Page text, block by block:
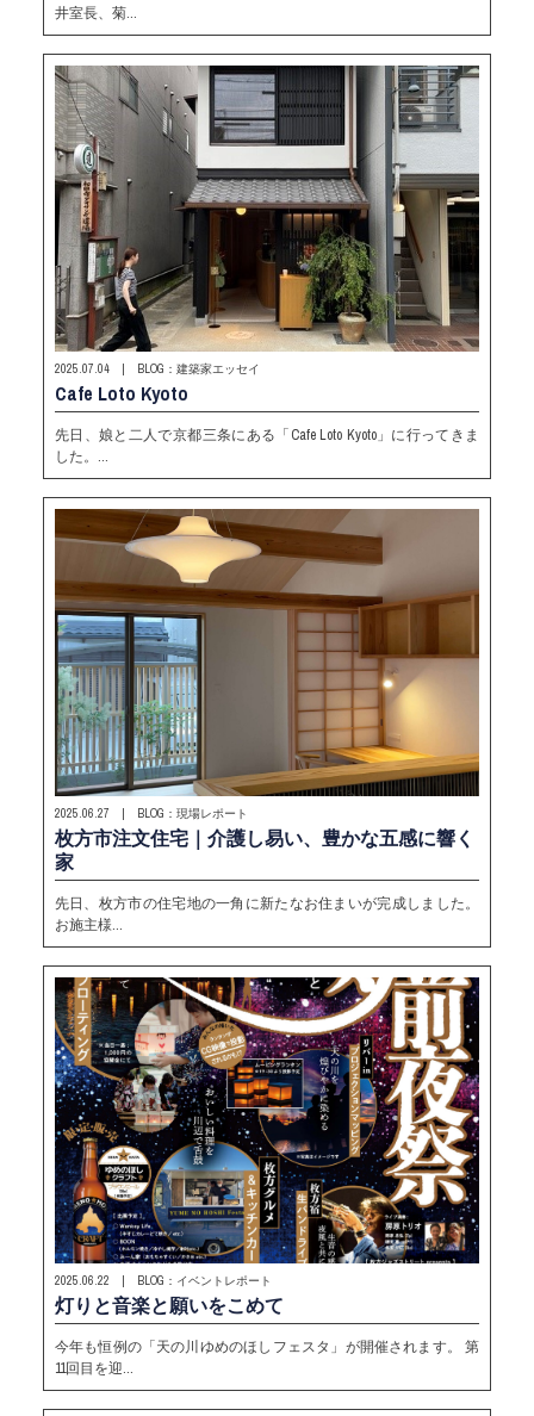
井室長、菊…
2025.07.04 | BLOG：建築家エッセイ
Cafe Loto Kyoto
先日、娘と二人で京都三条にある「Cafe Loto Kyoto」に行ってきま
した。…
2025.06.27 | BLOG：現場レポート
枚方市注文住宅｜介護し易い、豊かな五感に響く
家
先日、枚方市の住宅地の一角に新たなお住まいが完成しました。
お施主様…
2025.06.22 | BLOG：イベントレポート
灯りと音楽と願いをこめて
今年も恒例の「天の川ゆめのほしフェスタ」が開催されます。 第
11回目を迎…